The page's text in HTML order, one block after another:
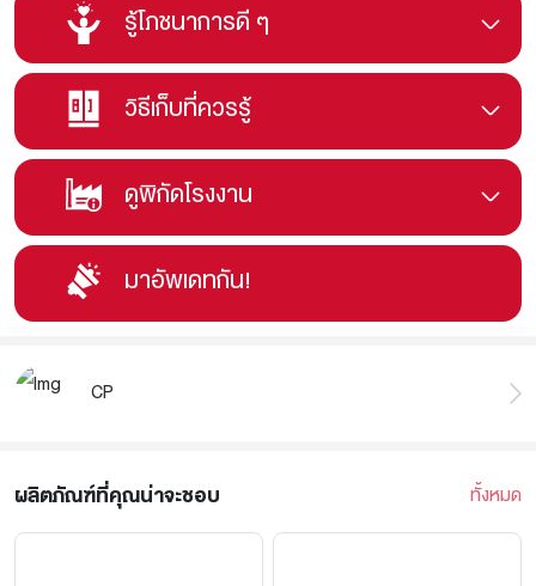
รู้โภชนาการดี ๆ
วิธีเก็บที่ควรรู้
ดูพิกัดโรงงาน
มาอัพเดทกัน!
CP
ผลิตภัณฑ์ที่คุณน่าจะชอบ ทั้งหมด